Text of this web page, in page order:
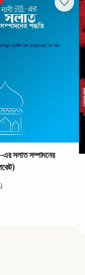
এর সলাত সম্পাদনের